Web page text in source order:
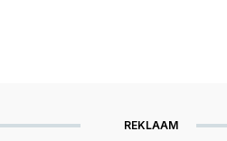
REKLAAM